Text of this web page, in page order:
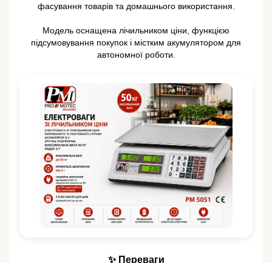
фасування товарів та домашнього використання.
Модель оснащена лічильником ціни, функцією
підсумовування покупок і містким акумулятором для
автономної роботи.
✨ Переваги